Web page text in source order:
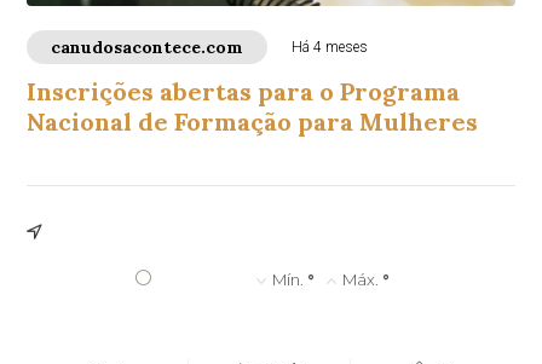
canudosacontece.com Há 4 meses
Inscrições abertas para o Programa
Nacional de Formação para Mulheres
° Mín. ° Máx. °